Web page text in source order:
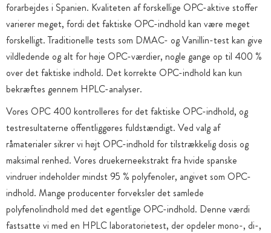
forarbejdes i Spanien. Kvaliteten af forskellige OPC-aktive stoffer
varierer meget, fordi det faktiske OPC-indhold kan være meget
forskelligt. Traditionelle tests som DMAC- og Vanillin-test kan give
vildledende og alt for høje OPC-værdier, nogle gange op til 400 %
over det faktiske indhold. Det korrekte OPC-indhold kan kun
bekræftes gennem HPLC-analyser.
Vores OPC 400 kontrolleres for det faktiske OPC-indhold, og
testresultaterne offentliggøres fuldstændigt. Ved valg af
råmaterialer sikrer vi højt OPC-indhold for tilstrækkelig dosis og
maksimal renhed. Vores druekerneekstrakt fra hvide spanske
vindruer indeholder mindst 95 % polyfenoler, angivet som OPC-
indhold. Mange producenter forveksler det samlede
polyfenolindhold med det egentlige OPC-indhold. Denne værdi
fastsatte vi med en HPLC laboratorietest, der opdeler mono-, di-,